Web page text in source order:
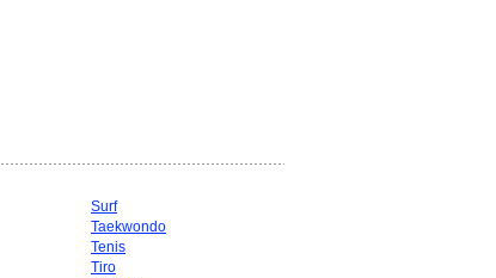
Surf
Taekwondo
Tenis
Tiro